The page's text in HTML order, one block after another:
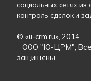
социальных сетях из
контроль сделок и
© «u-crm.ru», 2014
ООО "Ю-ЦРМ", Все
защищены.